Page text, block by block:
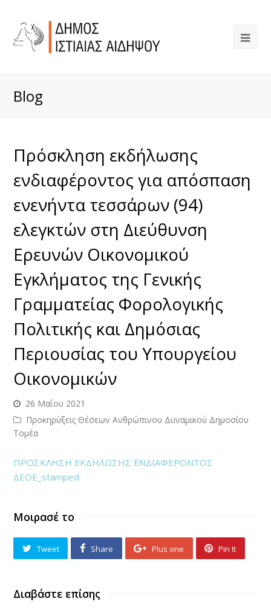
Blog
Πρόσκληση εκδήλωσης
ενδιαφέροντος για απόσπαση
ενενήντα τεσσάρων (94)
ελεγκτών στη Διεύθυνση
Ερευνών Οικονομικού
Εγκλήματος της Γενικής
Γραμματείας Φορολογικής
Πολιτικής και Δημόσιας
Περιουσίας του Υπουργείου
Οικονομικών
26 Μαΐου 2021
Προκηρύξεις Θέσεων Ανθρώπινου Δυναμικού Δημοσίου
Τομέα
ΠΡΟΣΚΛΗΣΗ ΕΚΔΗΛΩΣΗΣ ΕΝΔΙΑΦΕΡΟΝΤΟΣ
ΔΕΟΕ_stamped
Μοιρασέ το
Tweet Share Plus one Pin It
Διαβάστε επίσης